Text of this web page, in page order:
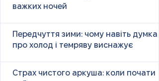
важких ночей
Передчуття зими: чому навіть думка
про холод і темряву виснажує
Страх чистого аркуша: коли почати